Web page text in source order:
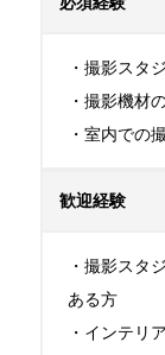
・撮影スタ
・撮影機材
・室内での
歓迎経験
・撮影スタ
ある方
・インテリ